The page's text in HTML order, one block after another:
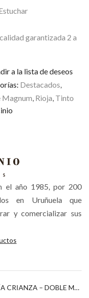
garantizada 2 a
a la lista de deseos
Destacados,
Magnum, Rioja, Tinto
el año 1985, por 200
en Uruñuela que
y comercializar sus
LÁGRIMAS DE MARÍA CRIANZA – DOBLE MAGNUM (3 LITROS) 2011